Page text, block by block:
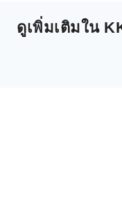
ดูเพิ่มเติมใน